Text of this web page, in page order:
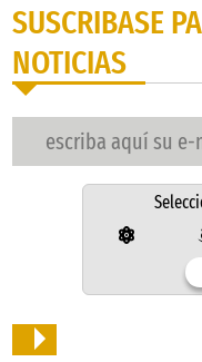
SUSCRIBASE
NOTICIAS